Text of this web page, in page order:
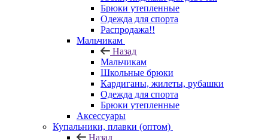
Брюки утепленные
Одежда для спорта
Распродажа!!
Мальчикам
Назад
Мальчикам
Школьные брюки
Кардиганы, жилеты, рубашки
Одежда для спорта
Брюки утепленные
Аксессуары
Купальники, плавки (оптом)
Назад